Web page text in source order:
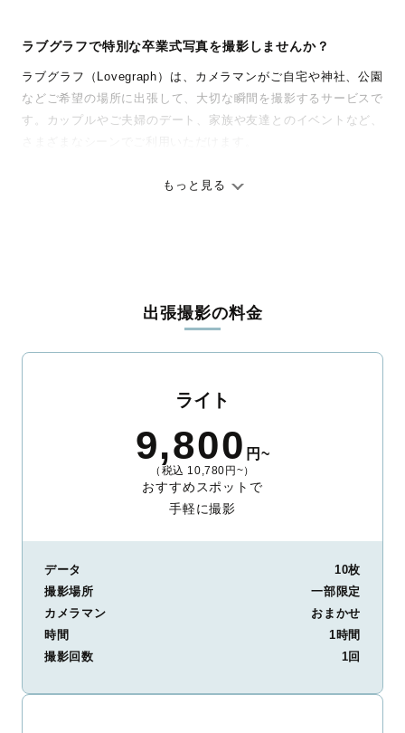
ラブグラフで特別な卒業式写真を撮影しませんか？
ラブグラフ（Lovegraph）は、カメラマンがご自宅や神社、公園
などご希望の場所に出張して、大切な瞬間を撮影するサービスで
す。カップルやご夫婦のデート、家族や友達とのイベントなど、
ありのままの空気感を大切に、何十年経っても見返したくなるよ
ィを身につけたプロのカメラマンが全国47都道府県に在籍してい
ます。創業10年のノウハウを活かし、思い出に残る素敵な撮影体
験をお届けします。
整。自然な雰囲気を残しつつも、おしゃれで洗練された仕上がり
に。きっと「こんな写真を撮ってほしかった！」と思える一枚に
出会えます。まずは、ラブグラフの撮影事例
もっと見る
出張撮影の料金
ライト
9,800 円~
（税込 10,780円~）
おすすめスポットで
手軽に撮影
データ
10枚
撮影場所
一部限定
カメラマン
おまかせ
時間
1時間
撮影回数
1回